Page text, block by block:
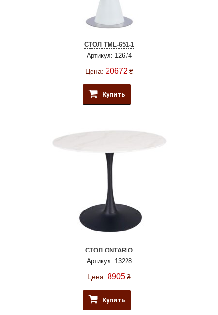
СТОЛ ТМL-651-1
Артикул: 12674
Цена: 20672 ₴
Купить
СТОЛ ONTARIO
Артикул: 13228
Цена: 8905 ₴
Купить